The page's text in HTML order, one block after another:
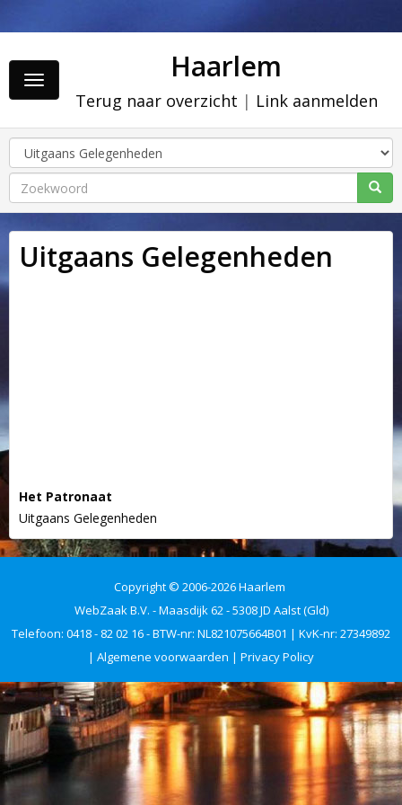
Toggle
navigation
Haarlem
Terug naar overzicht | Link aanmelden
Uitgaans Gelegenheden
Het Patronaat
Uitgaans Gelegenheden
Copyright © 2006-2026 Haarlem
WebZaak B.V. - Maasdijk 62 - 5308 JD Aalst (Gld)
Telefoon: 0418 - 82 02 16 - BTW-nr: NL821075664B01 | KvK-nr: 27349892
| Algemene voorwaarden | Privacy Policy